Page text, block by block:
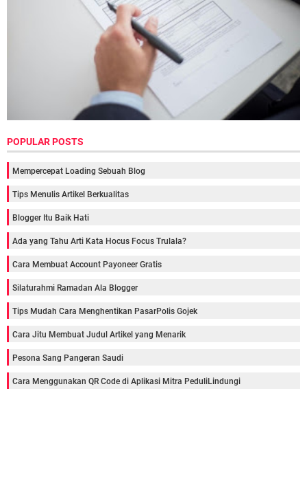
POPULAR POSTS
Mempercepat Loading Sebuah Blog
Tips Menulis Artikel Berkualitas
Blogger Itu Baik Hati
Ada yang Tahu Arti Kata Hocus Focus Trulala?
Cara Membuat Account Payoneer Gratis
Silaturahmi Ramadan Ala Blogger
Tips Mudah Cara Menghentikan PasarPolis Gojek
Cara Jitu Membuat Judul Artikel yang Menarik
Pesona Sang Pangeran Saudi
Cara Menggunakan QR Code di Aplikasi Mitra PeduliLindungi